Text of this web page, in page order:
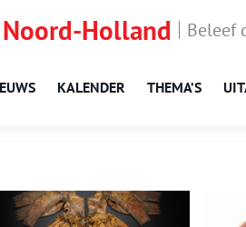
Holland Beleef
KALENDER THEMA’S